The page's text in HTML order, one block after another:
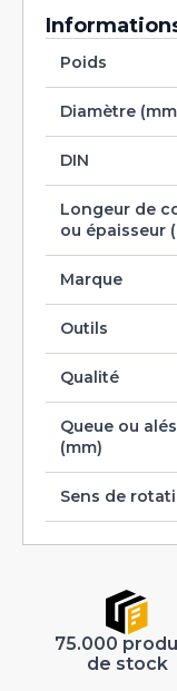
Poids
Diamètre
DIN
Longeur de
ou épaisseur
Marque
Outils
Qualité
Queue ou
(mm)
Sens de
75.000
de stock